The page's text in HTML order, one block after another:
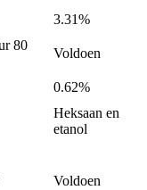
3.31%
80
Voldoen
0.62%
Heksaan en
etanol
Voldoen